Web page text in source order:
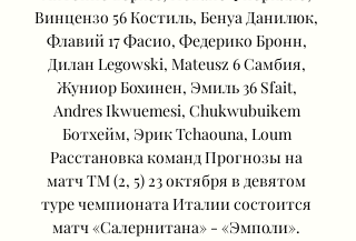
Винцензо 56 Костиль, Бенуа Данилюк,
Флавий 17 Фасио, Федерико Бронн,
Дилан Legowski, Mateusz 6 Самбия,
Жуниор Бохинен, Эмиль 36 Sfait,
Andres Ikwuemesi, Chukwubuikem
Ботхейм, Эрик Tchaouna, Loum
Расстановка команд Прогнозы на
матч ТМ (2, 5) 23 октября в девятом
туре чемпионата Италии состоится
матч «Салернитана» - «Эмполи».